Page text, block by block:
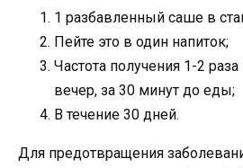
1 разбавленный саше в
Пейте это в один напиток;
Частота получения 1-2
вечер, за 30 минут до еды;
В течение 30 дней.
Для предотвращения